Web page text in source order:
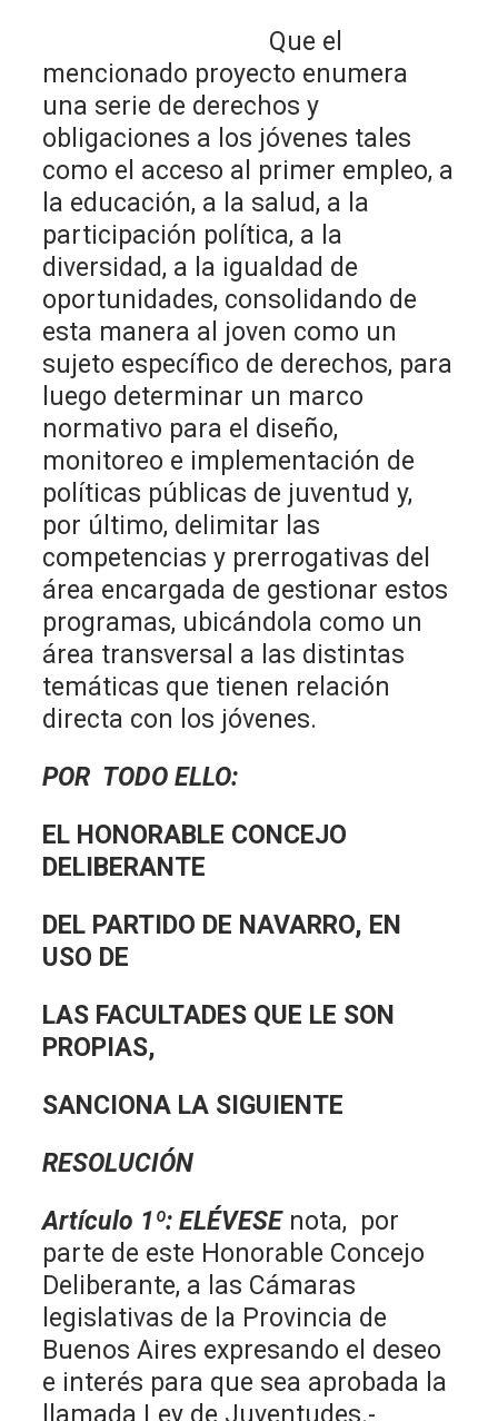
Que el
mencionado proyecto enumera
una serie de derechos y
obligaciones a los jóvenes tales
como el acceso al primer empleo, a
la educación, a la salud, a la
participación política, a la
diversidad, a la igualdad de
oportunidades, consolidando de
esta manera al joven como un
sujeto específico de derechos, para
luego determinar un marco
normativo para el diseño,
monitoreo e implementación de
políticas públicas de juventud y,
por último, delimitar las
competencias y prerrogativas del
área encargada de gestionar estos
programas, ubicándola como un
área transversal a las distintas
temáticas que tienen relación
directa con los jóvenes.
POR TODO ELLO:
EL HONORABLE CONCEJO
DELIBERANTE
DEL PARTIDO DE NAVARRO, EN
USO DE
LAS FACULTADES QUE LE SON
PROPIAS,
SANCIONA LA SIGUIENTE
RESOLUCIÓN
Artículo 1º: ELÉVESEnota, por
parte de este Honorable Concejo
Deliberante, a las Cámaras
legislativas de la Provincia de
Buenos Aires expresando el deseo
e interés para que sea aprobada la
llamada Ley de Juventudes.-